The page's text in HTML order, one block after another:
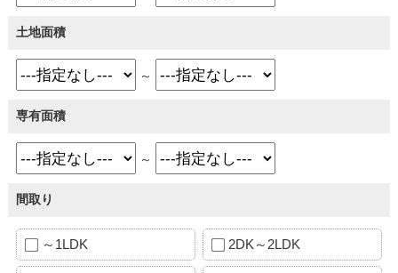
土地面積
～
専有面積
～
間取り
～1LDK 2DK～2LDK